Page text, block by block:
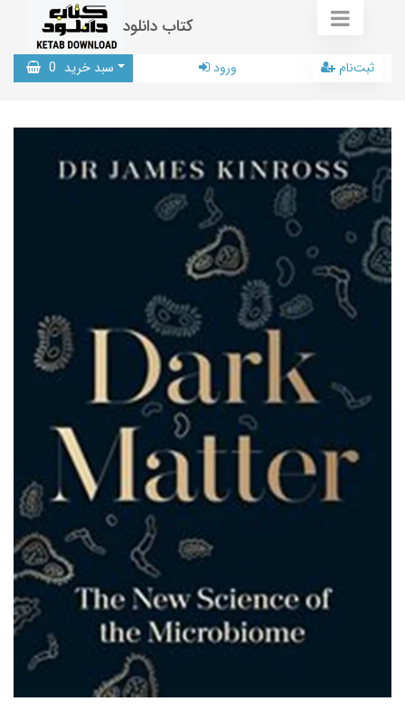
کتاب دانلود
سبد خرید 0 ورود ثبت‌نام